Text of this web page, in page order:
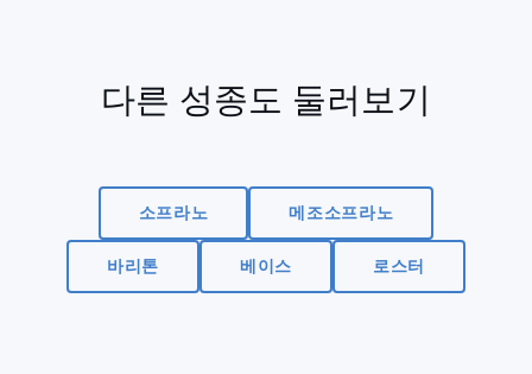
다른 성종도 둘러보기
소프라노 메조소프라노
바리톤 베이스 로스터